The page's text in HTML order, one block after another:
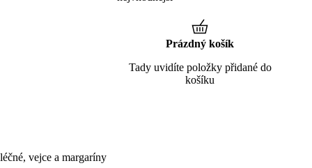
vejce a margaríny
Prázdný košík
Tady uvidíte položky přidané do
košíku